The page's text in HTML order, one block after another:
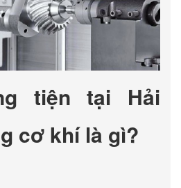
tiện tại Hải
cơ khí là gì?